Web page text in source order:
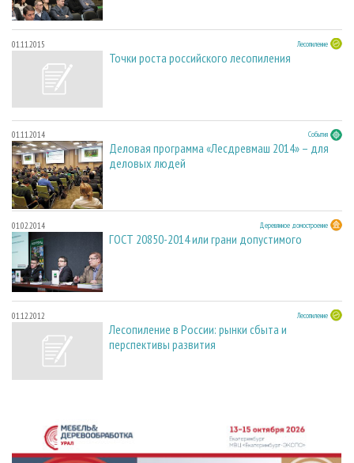
01.11.2015 Лесопиление
Точки роста российского лесопиления
01.11.2014 События
Деловая программа «Лесдревмаш 2014» – для
деловых людей
01.02.2014 Деревянное домостроение
ГОСТ 20850-2014 или грани допустимого
01.12.2012 Лесопиление
Лесопиление в России: рынки сбыта и
перспективы развития